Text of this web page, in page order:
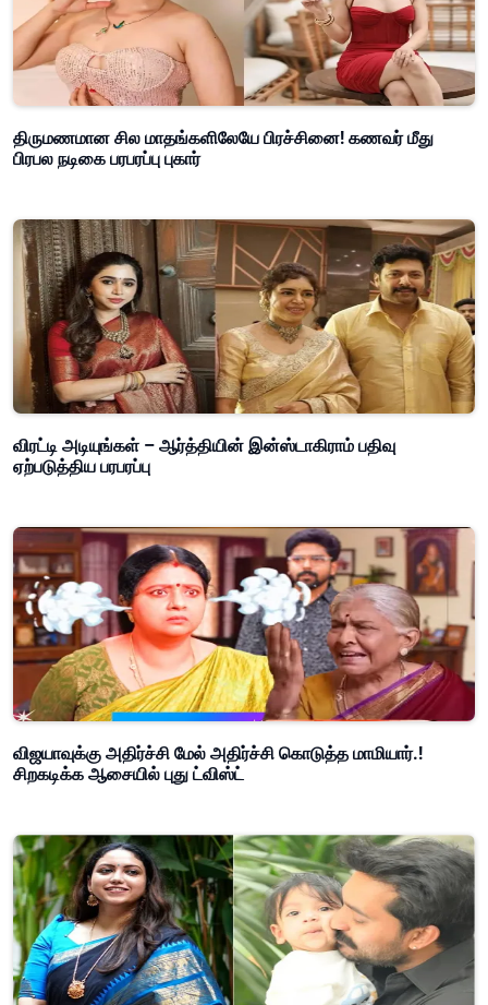
திருமணமான சில மாதங்களிலேயே பிரச்சினை! கணவர் மீது
பிரபல நடிகை பரபரப்பு புகார்
விரட்டி அடியுங்கள் – ஆர்த்தியின் இன்ஸ்டாகிராம் பதிவு
ஏற்படுத்திய பரபரப்பு
விஜயாவுக்கு அதிர்ச்சி மேல் அதிர்ச்சி கொடுத்த மாமியார்.!
சிறகடிக்க ஆசையில் புது ட்விஸ்ட்